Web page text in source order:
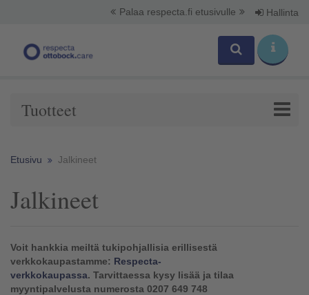
Palaa respecta.fi etusivulle Hallinta
Tuotteet
Etusivu Jalkineet
Jalkineet
Voit hankkia meiltä tukipohjallisia erillisestä
verkkokaupastamme: Respecta-
verkkokaupassa. Tarvittaessa kysy lisää ja tilaa
myyntipalvelusta numerosta 0207 649 748